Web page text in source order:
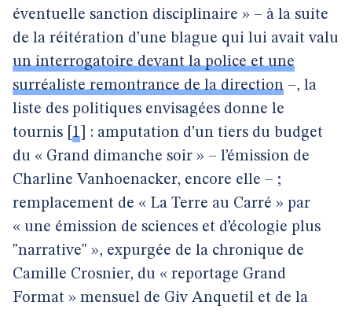
éventuelle sanction disciplinaire » – à la suite
de la réitération d’une blague qui lui avait valu
un interrogatoire devant la police et une
surréaliste remontrance de la direction –, la
liste des politiques envisagées donne le
tournis 1
: amputation d’un tiers du budget
du « Grand dimanche soir » – l’émission de
Charline Vanhoenacker, encore elle – ;
remplacement de « La Terre au Carré » par
« une émission de sciences et d’écologie plus
"narrative" », expurgée de la chronique de
Camille Crosnier, du « reportage Grand
Format » mensuel de Giv Anquetil et de la